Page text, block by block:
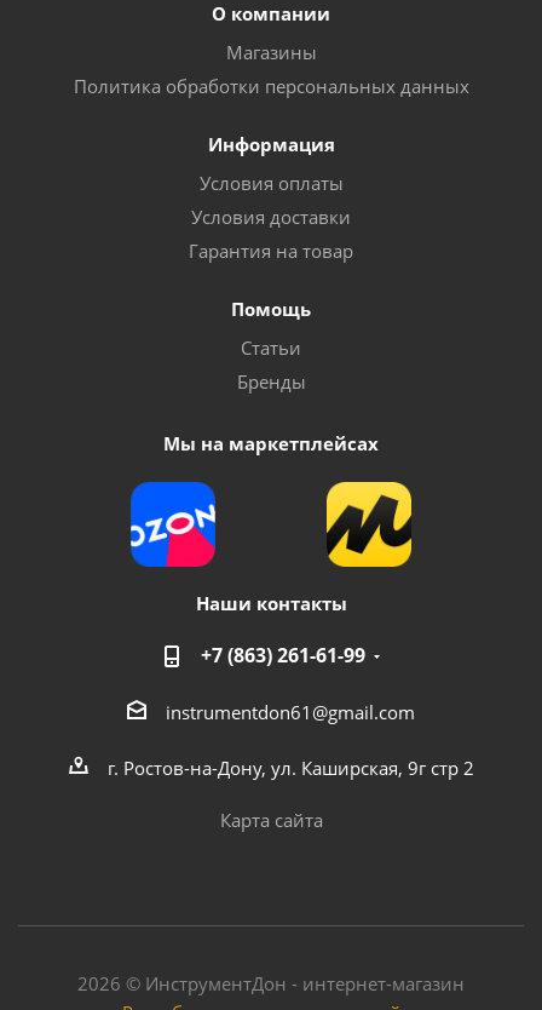
О компании
Магазины
Политика обработки персональных данных
Информация
Условия оплаты
Условия доставки
Гарантия на товар
Помощь
Статьи
Бренды
Мы на маркетплейсах
Наши контакты
+7 (863) 261-61-99
instrumentdon61@gmail.com
г. Ростов-на-Дону, ул. Каширская, 9г стр 2
Карта сайта
2026 © ИнструментДон - интернет-магазин